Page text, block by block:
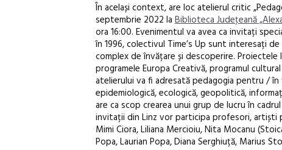
În același context, are loc atelierul critic
septembrie 2022 la Biblioteca Judeţeană
ora 16:00. Evenimentul va avea ca invitați
în 1996, colectivul Time’s Up sunt interesați
complex de învățare și descoperire.
programele Europa Creativă, programul
atelierului va fi adresată pedagogia pentru / în
epidemiologică, ecologică, geopolitică,
are ca scop crearea unui grup de lucru în
invitații din Linz vor participa profesori, artiști
Mimi Ciora, Liliana Mercioiu, Nita Mocanu
Popa, Laurian Popa, Diana Serghiuță, Marius